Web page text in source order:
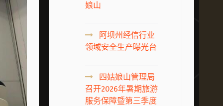
娘山
阿坝州经信行业
领域安全生产曝光台
四姑娘山管理局
召开2026年暑期旅游
服务保障暨第三季度